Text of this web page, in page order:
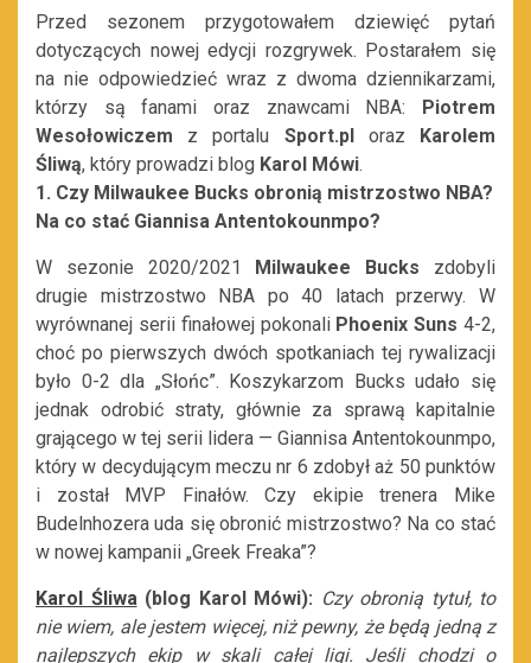
Przed sezonem przygotowałem dziewięć pytań
dotyczących nowej edycji rozgrywek. Postarałem się
na nie odpowiedzieć wraz z dwoma dziennikarzami,
którzy są fanami oraz znawcami NBA:
Piotrem
Wesołowiczem z portalu Sport.pl oraz
Karolem
Śliwą, który prowadzi blog Karol Mówi.
1. Czy Milwaukee Bucks obronią mistrzostwo NBA?
Na co stać Giannisa Antentokounmpo?
W sezonie 2020/2021 Milwaukee Bucks zdobyli
drugie mistrzostwo NBA po 40 latach przerwy. W
wyrównanej serii finałowej pokonali Phoenix Suns 4-2,
choć po pierwszych dwóch spotkaniach tej rywalizacji
było 0-2 dla „Słońc”. Koszykarzom Bucks udało się
jednak odrobić straty, głównie za sprawą kapitalnie
grającego w tej serii lidera — Giannisa Antentokounmpo,
który w decydującym meczu nr 6 zdobył aż 50 punktów
i został MVP Finałów. Czy ekipie trenera Mike
Budelnhozera uda się obronić mistrzostwo? Na co stać
w nowej kampanii „Greek Freaka”?
Karol Śliwa(blog Karol Mówi): Czy obronią tytuł, to
nie wiem, ale jestem więcej, niż pewny, że będą jedną z
najlepszych ekip w skali całej ligi. Jeśli chodzi o